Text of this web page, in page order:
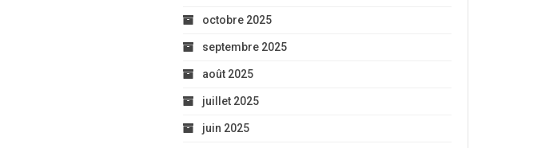
octobre 2025
septembre 2025
août 2025
juillet 2025
juin 2025